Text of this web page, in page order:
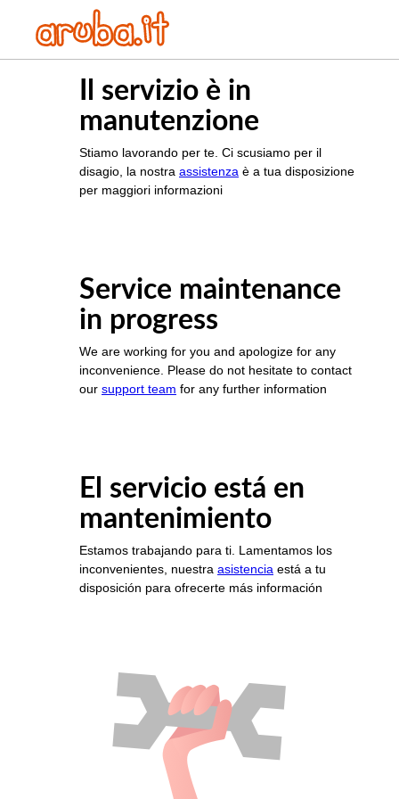
Il servizio è in
manutenzione
Stiamo lavorando per te. Ci scusiamo per il
disagio, la nostra assistenza è a tua disposizione
per maggiori informazioni
Service maintenance
in progress
We are working for you and apologize for any
inconvenience. Please do not hesitate to contact
our support team for any further information
El servicio está en
mantenimiento
Estamos trabajando para ti. Lamentamos los
inconvenientes, nuestra asistencia está a tu
disposición para ofrecerte más información